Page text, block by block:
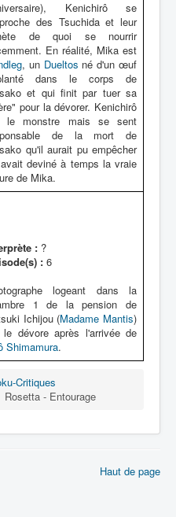
Kenichirô se
des Tsuchida et leur
de quoi se nourrir
En réalité, Mika est
, un Dueltos né d'un œuf
dans le corps de
et qui finit par tuer sa
pour la dévorer. Kenichirô
le monstre mais se sent
de la mort de
qu'il aurait pu empêcher
deviné à temps la vraie
de Mika.
: ?
: 6
logeant dans la
1 de la pension de
Ichijou (Madame Mantis)
le dévore après l'arrivée de
Shimamura.
Critiques
Rosetta - Entourage
Haut de page